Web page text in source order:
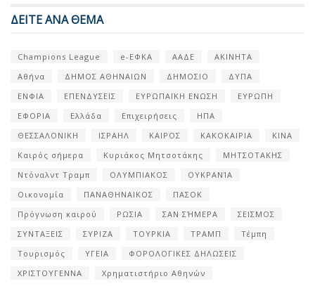
ΔΕΙΤΕ ΑΝΑ ΘΕΜΑ
Champions League e-ΕΦΚΑ ΑΑΔΕ
ΑΚΙΝΗΤΑ
Αθήνα
ΔΗΜΟΣ ΑΘΗΝΑΙΩΝ ΔΗΜΟΣΙΟ
ΔΥΠΑ
ΕΝΦΙΑ
ΕΠΕΝΔΥΣΕΙΣ ΕΥΡΩΠΑΪΚΗ ΕΝΩΣΗ
ΕΥΡΩΠΗ
ΕΦΟΡΙΑ
Ελλάδα Επιχειρήσεις
ΗΠΑ
ΘΕΣΣΑΛΟΝΙΚΗ
ΙΣΡΑΗΛ ΚΑΙΡΟΣ ΚΑΚΟΚΑΙΡΙΑ
ΚΙΝΑ
Καιρός σήμερα
Κυριάκος Μητσοτάκης
ΜΗΤΣΟΤΑΚΗΣ
Ντόναλντ Τραμπ
ΟΛΥΜΠΙΑΚΟΣ
ΟΥΚΡΑΝΊΑ
Οικονομία
ΠΑΝΑΘΗΝΑΙΚΟΣ
ΠΑΣΟΚ
Πρόγνωση καιρού
ΡΩΣΙΑ ΣΑΝ ΣΉΜΕΡΑ
ΣΕΙΣΜΟΣ
ΣΥΝΤΑΞΕΙΣ
ΣΥΡΙΖΑ ΤΟΥΡΚΙΑ ΤΡΑΜΠ
Τέμπη
Τουρισμός
ΥΓΕΙΑ
ΦΟΡΟΛΟΓΙΚΕΣ ΔΗΛΩΣΕΙΣ
ΧΡΙΣΤΟΥΓΕΝΝΑ
Χρηματιστήριο Αθηνών